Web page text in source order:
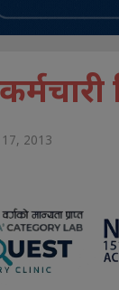
2013